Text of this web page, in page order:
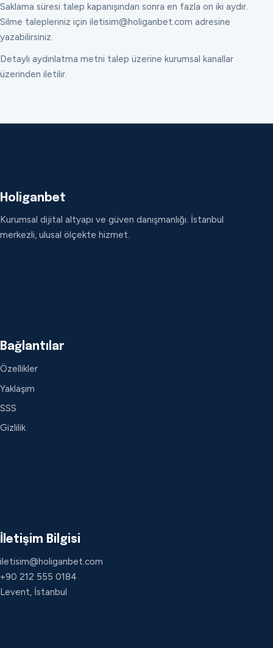
Saklama süresi talep kapanışından sonra en fazla on iki aydır.
Silme talepleriniz için iletisim@holiganbet.com adresine
yazabilirsiniz.
Detaylı aydınlatma metni talep üzerine kurumsal kanallar
üzerinden iletilir.
Holiganbet
Kurumsal dijital altyapı ve güven danışmanlığı. İstanbul
merkezli, ulusal ölçekte hizmet.
Bağlantılar
Özellikler
Yaklaşım
SSS
Gizlilik
İletişim Bilgisi
iletisim@holiganbet.com
+90 212 555 0184
Levent, İstanbul